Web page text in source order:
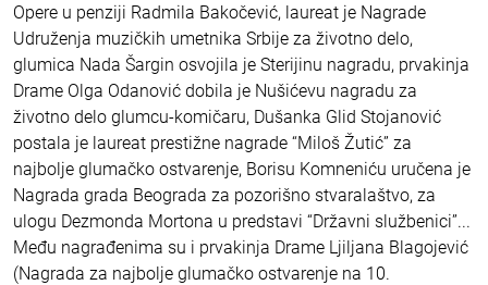
Opere u penziji Radmila Bakočević, laureat je Nagrade
Udruženja muzičkih umetnika Srbije za životno delo,
glumica Nada Šargin osvojila je Sterijinu nagradu, prvakinja
Drame Olga Odanović dobila je Nušićevu nagradu za
životno delo glumcu-komičaru, Dušanka Glid Stojanović
postala je laureat prestižne nagrade “Miloš Žutić” za
najbolje glumačko ostvarenje, Borisu Komneniću uručena je
Nagrada grada Beograda za pozorišno stvaralaštvo, za
ulogu Dezmonda Mortona u predstavi “Državni službenici”...
Među nagrađenima su i prvakinja Drame Ljiljana Blagojević
(Nagrada za najbolje glumačko ostvarenje na 10.